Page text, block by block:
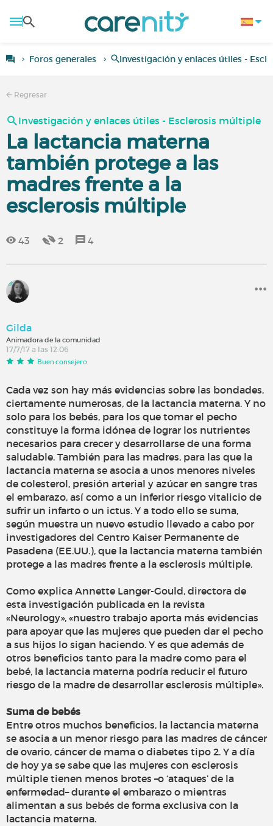
Foros generales Investigación y enlaces útiles -
Regresar
Investigación y enlaces útiles - Esclerosis múltiple
La lactancia materna
también protege a las
madres frente a la
esclerosis múltiple
43 2 4
Gilda
Animadora de la comunidad
17/7/17 a las 12:06
Buen consejero
Cada vez son hay más evidencias sobre las bondades,
ciertamente numerosas, de la lactancia materna. Y no
solo para los bebés, para los que tomar el pecho
constituye la forma idónea de lograr los nutrientes
necesarios para crecer y desarrollarse de una forma
saludable. También para las madres, para las que la
lactancia materna se asocia a unos menores niveles
de colesterol, presión arterial y azúcar en sangre tras
el embarazo, así como a un inferior riesgo vitalicio de
sufrir un infarto o un ictus. Y a todo ello se suma,
según muestra un nuevo estudio llevado a cabo por
investigadores del Centro Kaiser Permanente de
Pasadena (EE.UU.), que la lactancia materna también
protege a las madres frente a la esclerosis múltiple.
Como explica Annette Langer-Gould, directora de
esta investigación publicada en la revista
«Neurology», «nuestro trabajo aporta más evidencias
para apoyar que las mujeres que pueden dar el pecho
a sus hijos lo sigan haciendo. Y es que además de
otros beneficios tanto para la madre como para el
bebé, la lactancia materna podría reducir el futuro
riesgo de la madre de desarrollar esclerosis múltiple».
Suma de bebés
Entre otros muchos beneficios, la lactancia materna
se asocia a un menor riesgo para las madres de cáncer
de ovario, cáncer de mama o diabetes tipo 2. Y a día
de hoy ya se sabe que las mujeres con esclerosis
múltiple tienen menos brotes –o ‘ataques’ de la
enfermedad– durante el embarazo o mientras
alimentan a sus bebés de forma exclusiva con la
lactancia materna.